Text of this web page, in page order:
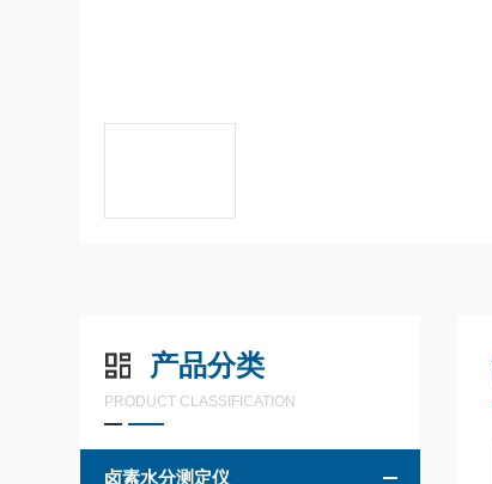
产品分类
PRODUCT CLASSIFICATION
卤素水分测定仪